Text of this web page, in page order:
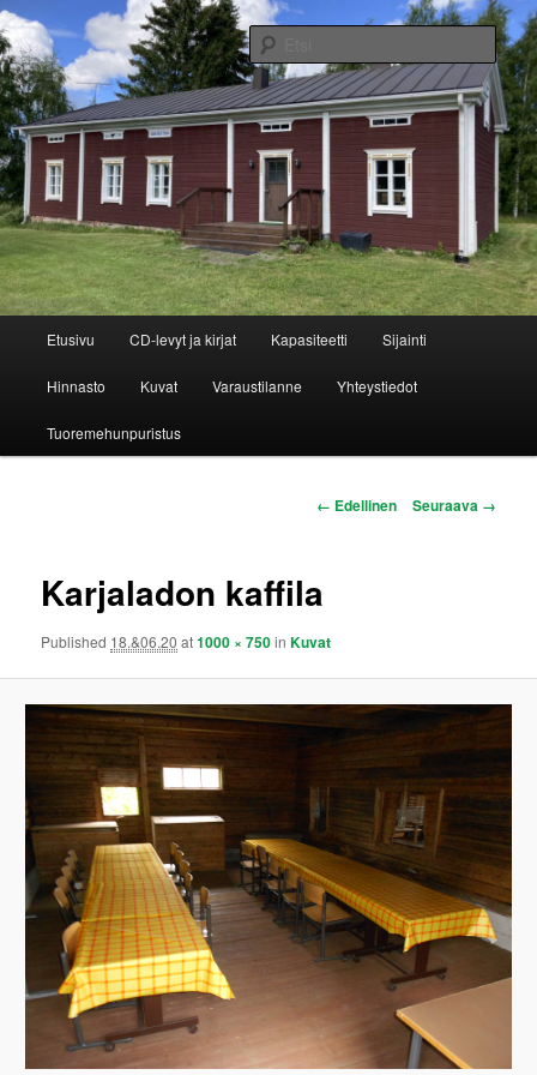
Siirry
sisältöön
Jukintuvan kortteeri
bed and breakfast
Etsi
Etusivu CD-levyt ja kirjat Kapasiteetti Sijainti
Hinnasto Kuvat Varaustilanne Yhteystiedot
Tuoremehunpuristus
Kuvien
← Edellinen Seuraava →
Karjaladon kaffila
Published 18.&06.20 at1000 × 750inKuvat